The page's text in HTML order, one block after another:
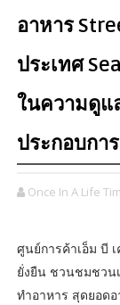
อาหาร
ประเทศ
ในความดูแ
ประกอบกา
Once In A Life
ศูนย์การค้าเอ็ม บี
ยั่งยืน ชวนชมชวน
ทำอาหาร สุดยอด